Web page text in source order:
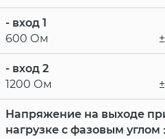
- вход 1
600 Ом
- вход 2
1200 Ом
Напряжение на выходе
нагрузке с фазовым углом